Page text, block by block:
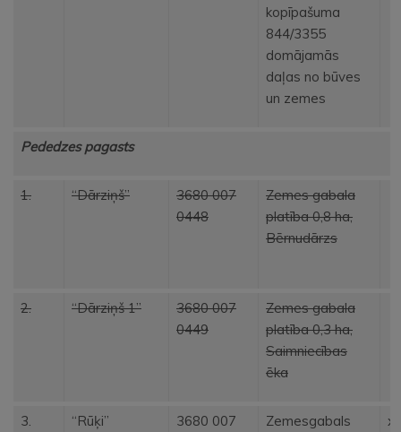
kopīpašuma
844/3355
domājamās
daļas no būves
un zemes
Pededzes pagasts
1. “Dārziņš”
3680 007
0448
Zemes gabala
platība 0,8 ha,
Bērnudārzs
2. “Dārziņš 1”
3680 007
0449
Zemes gabala
platība 0,3 ha,
Saimniecības
ēka
3. “Rūķi”
3680 007
Zemesgabals
x